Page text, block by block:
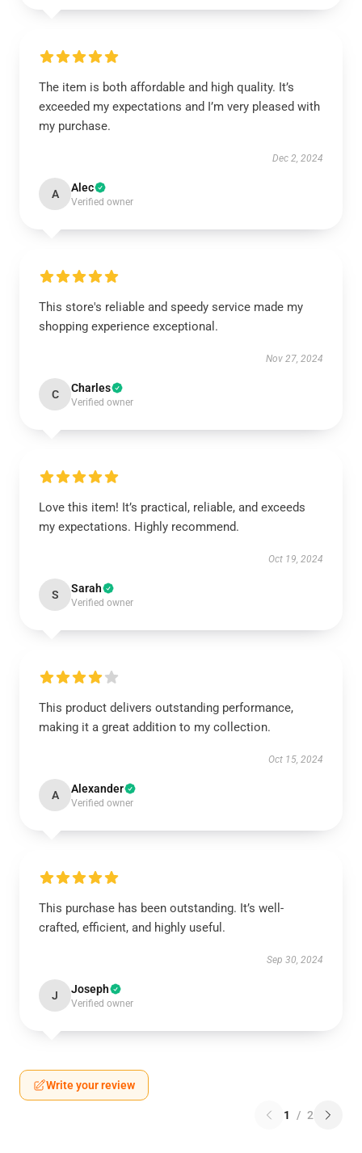
The item is both affordable and high quality. It’s
exceeded my expectations and I’m very pleased with
my purchase.
Dec 2, 2024
A Alec
Verified owner
This store's reliable and speedy service made my
shopping experience exceptional.
Nov 27, 2024
C Charles
Verified owner
Love this item! It’s practical, reliable, and exceeds
my expectations. Highly recommend.
Oct 19, 2024
S Sarah
Verified owner
This product delivers outstanding performance,
making it a great addition to my collection.
Oct 15, 2024
A Alexander
Verified owner
This purchase has been outstanding. It’s well-
crafted, efficient, and highly useful.
Sep 30, 2024
J Joseph
Verified owner
Write your review
1 / 2